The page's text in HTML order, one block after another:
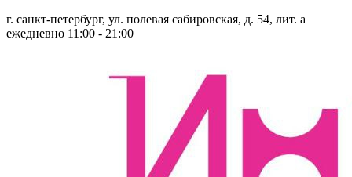
г. санкт-петербург, ул. полевая сабировская, д. 54, лит. а
ежедневно 11:00 - 21:00